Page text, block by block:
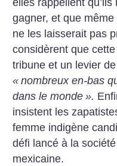
elles rappellent qu’ils
gagner, et que même
ne les laisserait pas
considèrent que
tribune et un levier
« nombreux en-bas
dans le monde ».
insistent les
femme indigène
défi lancé à la
mexicaine.